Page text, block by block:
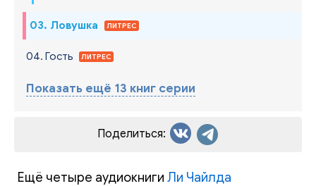
03. Ловушка ЛИТРЕС
04. Гость ЛИТРЕС
Показать ещё 13 книг серии
Поделиться:
Ещё четыре аудиокниги Ли Чайлда